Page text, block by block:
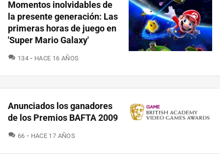
Momentos inolvidables de
la presente generación: Las
primeras horas de juego en
'Super Mario Galaxy'
134 COMENTARIOS
HACE 16 AÑOS
Anunciados los ganadores
de los Premios BAFTA 2009
66 COMENTARIOS
HACE 17 AÑOS